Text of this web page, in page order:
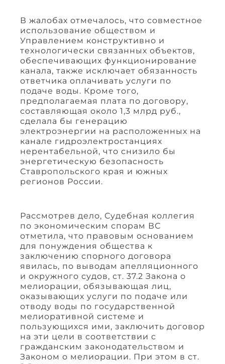
В жалобах отмечалось, что совместное
использование обществом и
Управлением конструктивно и
технологически связанных объектов,
обеспечивающих функционирование
канала, также исключает обязанность
ответчика оплачивать услуги по
подаче воды. Кроме того,
предполагаемая плата по договору,
составляющая около 1,3 млрд руб.,
сделала бы генерацию
электроэнергии на расположенных на
канале гидроэлектростанциях
нерентабельной, что снизило бы
энергетическую безопасность
Ставропольского края и южных
регионов России.
Рассмотрев дело, Судебная коллегия
по экономическим спорам ВС
отметила, что правовым основанием
для понуждения общества к
заключению спорного договора
явилась, по выводам апелляционного
и окружного судов, ст. 37.2 Закона о
мелиорации, обязывающая лиц,
оказывающих услуги по подаче или
отводу воды по государственной
мелиоративной системе и
пользующихся ими, заключить договор
на эти цели в соответствии с
гражданским законодательством и
Законом о мелиорации. При этом в ст.